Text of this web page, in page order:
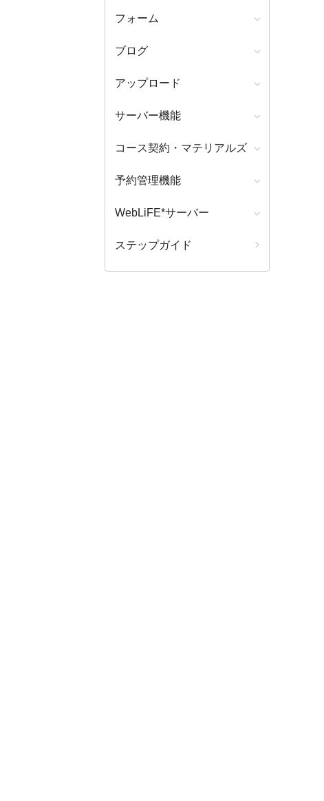
フォーム
ブログ
アップロード
サーバー機能
コース契約・マテリアルズ
予約管理機能
WebLiFE*サーバー
ステップガイド